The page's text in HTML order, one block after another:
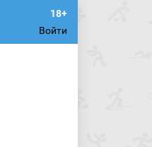
Войти